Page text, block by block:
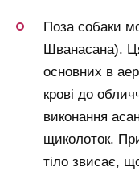
Поза собаки
Шванасана).
основних в
крові до
виконання
щиколоток.
тіло звисає,